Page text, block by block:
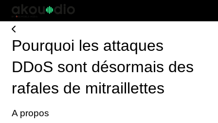
Pourquoi les attaques
DDoS sont désormais des
rafales de mitraillettes
A propos